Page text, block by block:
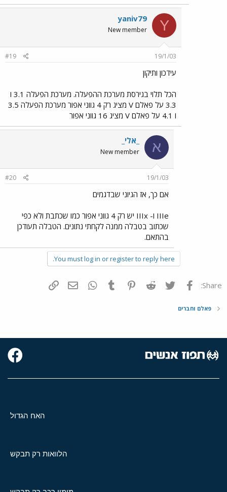
Y
yaniv79
New member
19/1/03
#19
עידכון ותיקון
הכל תלוי בגירסת מערכת ההפעלה. מערכת הפעלה 3.1 ו
3.3 על פאלם V מציג רק 4 גווני אפור מערכת הפעלה 3.5
ו 4.1 על פאלם V מציג 16 גווני אפור
א _אלי_
New member
19/1/03
#20
אם כך, אז הגיוני שבדגמים
IIIe ו- IIIx יש רק 4 גווני אפור כמו שכתבת ולא כפי
שכתוב בטבלה ממנה לקחתי נתונים. הטבלה תעודכן
בהתאם.
You must log in or register to reply here.
Share: פייסבוק Twitter
Reddit
Pinterest
Tumblr
WhatsAppדואר אלקטרוני
פאלם וחברים
האח הגדול
הלוואות רק תבקש